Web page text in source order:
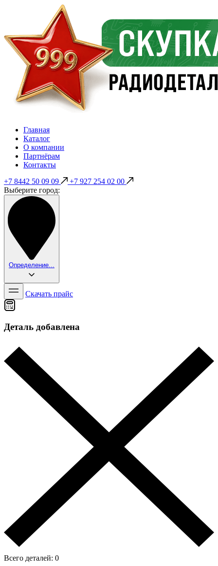
Главная
Каталог
О компании
Партнёрам
Контакты
+7 8442 50 09 09
+7 927 254 02 00
Выберите город:
Определение...
Скачать прайс
Деталь добавлена
Всего деталей: 0